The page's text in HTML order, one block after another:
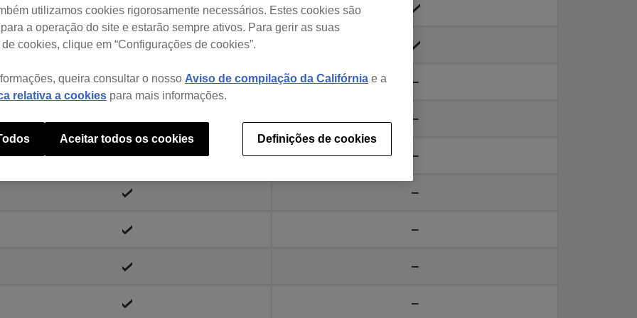
utilizamos cookies rigorosamente necessários. Estes cookies são
a operação do site e estarão sempre ativos. Para gerir as suas
cookies, clique em “Configurações de cookies”.
queira consultar o nosso Aviso de compilação da Califórnia e a
relativa a cookies para mais informações.
Definições de cookies
Aceitar todos os cookies